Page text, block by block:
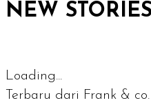
NEW STORIES
Loading...
Terbaru dari Frank & co.